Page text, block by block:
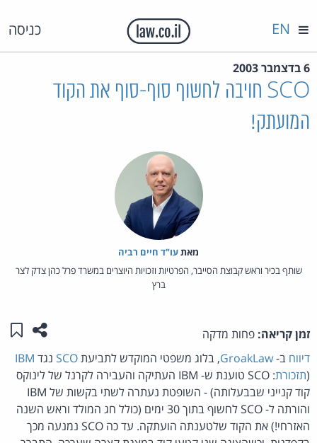
כניסה EN
6 בדצמבר 2003
SCO חויבה לחשוף סוף-סוף את הקוד
המועתק!
מאת‏עו"ד חיים רביה
שותף בכיר וראש קבוצת הסייבר, הפרטיות וזכויות היוצרים במשרד פרל כהן צדק לצר
ברץ
זמן קריאה: פחות מדקה שתפו
דיווח ב-GroakLaw, בלוג משפטי המוקדש לתביעתSCO נגד IBM
(תזכורת
: SCO טוענת ש- IBM העתיקה והעבירה לקרנל של לינוקס
קוד קנייני שבבעלותה) - השופטת נעתרה לשתי בקשות של IBM
והורתה ל- SCO לחשוף בתוך 30 ימים (כולל חג המולד וראש השנה
האזרחי!) את הקוד שלטענתה הועתקה. עד כה SCO נמנעה מכך